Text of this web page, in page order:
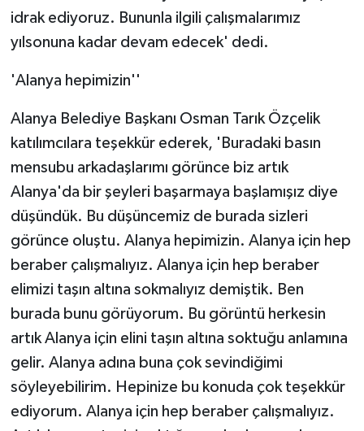
idrak ediyoruz. Bununla ilgili çalışmalarımız
yılsonuna kadar devam edecek' dedi.
'Alanya hepimizin''
Alanya Belediye Başkanı Osman Tarık Özçelik
katılımcılara teşekkür ederek, 'Buradaki basın
mensubu arkadaşlarımı görünce biz artık
Alanya'da bir şeyleri başarmaya başlamışız diye
düşündük. Bu düşüncemiz de burada sizleri
görünce oluştu. Alanya hepimizin. Alanya için hep
beraber çalışmalıyız. Alanya için hep beraber
elimizi taşın altına sokmalıyız demiştik. Ben
burada bunu görüyorum. Bu görüntü herkesin
artık Alanya için elini taşın altına soktuğu anlamına
gelir. Alanya adına buna çok sevindiğimi
söyleyebilirim. Hepinize bu konuda çok teşekkür
ediyorum. Alanya için hep beraber çalışmalıyız.